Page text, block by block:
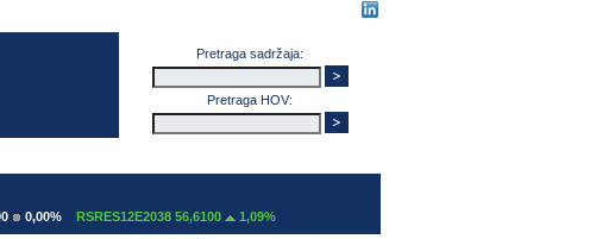
Pretraga sadržaja:
Pretraga HOV:
0,00% RSRES12E2038 56,6100 1,09%